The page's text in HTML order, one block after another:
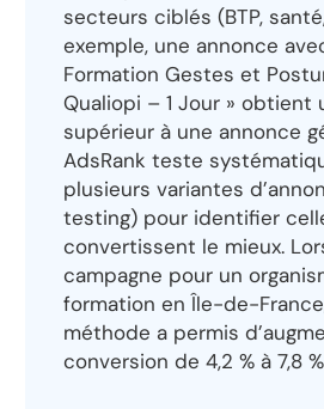
secteurs ciblés (BTP,
exemple, une annonce
Formation Gestes et
Qualiopi – 1 Jour » obtient
supérieur à une annonce
AdsRank teste
plusieurs variantes
testing) pour identifier
convertissent le mieux.
campagne pour un
formation en Île-de-
méthode a permis
conversion de 4,2 % à 7,8